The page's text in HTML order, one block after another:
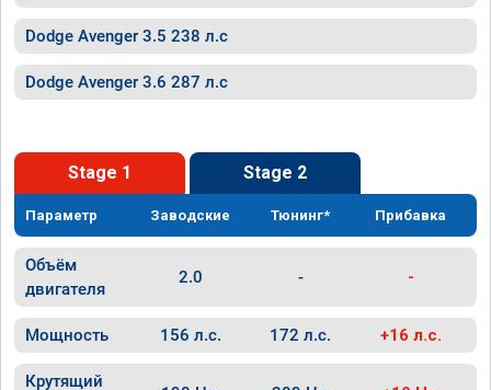
Dodge Avenger 3.5 238 л.с
Dodge Avenger 3.6 287 л.с
Stage 1 Stage 2
Параметр Заводские Тюнинг* Прибавка
Объём
двигателя
2.0 - -
Мощность 156 л.с. 172 л.с. +16 л.с.
Крутящий